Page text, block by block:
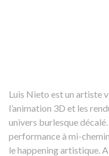
Luis Nieto est un artiste
l’animation 3D et les
univers burlesque
performance à mi-
le happening artistique.